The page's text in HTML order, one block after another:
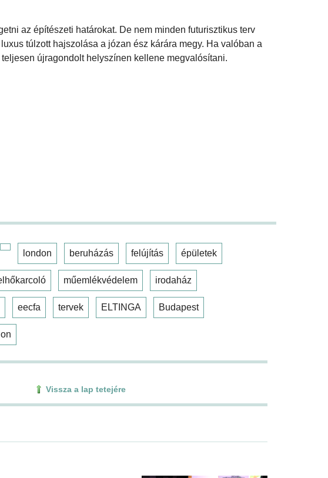
az építészeti határokat. De nem minden futurisztikus terv
túlzott hajszolása a józan ész kárára megy. Ha valóban a
újragondolt helyszínen kellene megvalósítani.
london beruházás felújítás épületek
műemlékvédelem irodaház
eecfa tervek ELTINGA Budapest
Vissza a lap tetejére